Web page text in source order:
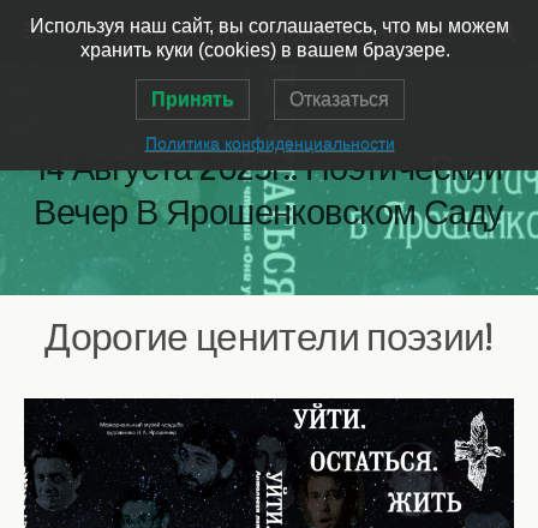
Музей-усадьба художника Ярошенко
24.07.2025
14 Августа 2025г.: Поэтический
Вечер В Ярошенковском Саду
Дорогие ценители поэзии!
Используя наш сайт, вы соглашаетесь, что мы можем
хранить куки (cookies) в вашем браузере.
Принять Отказаться
Политика конфиденциальности